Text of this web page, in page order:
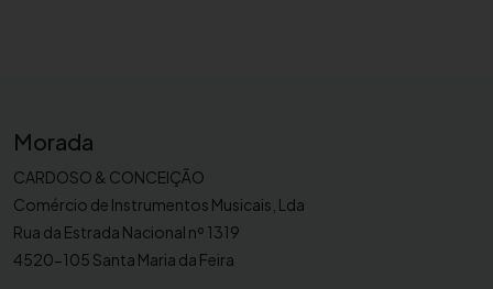
Morada
CARDOSO & CONCEIÇÃO
Comércio de Instrumentos Musicais, Lda
Rua da Estrada Nacional nº 1319
4520-105 Santa Maria da Feira